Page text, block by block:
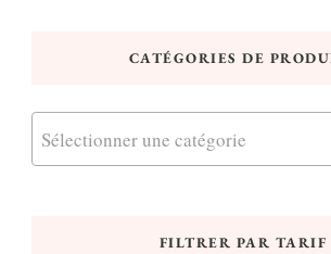
CATÉGORIES DE
Sélectionner une catégorie
FILTRER PAR TARIF